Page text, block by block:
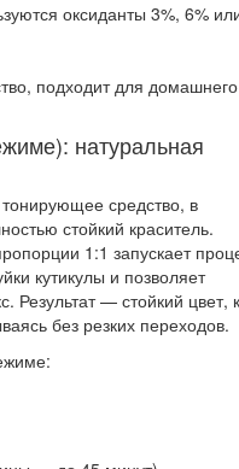
оксиданты 3%, 6%
подходит для домашнего
натуральная
средство, в
стойкий краситель.
1:1 запускает
кутикулы и позволяет
Результат — стойкий цвет,
без резких переходов.